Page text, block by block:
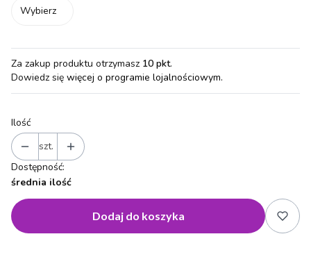
Wybierz
Za zakup produktu otrzymasz 10 pkt.
Dowiedz się więcej o programie lojalnościowym.
Ilość
szt.
Dostępność:
średnia ilość
Dodaj do koszyka